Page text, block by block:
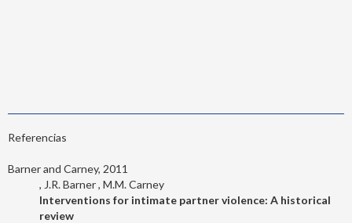
Referencias
Barner and Carney, 2011
J.R. Barner M.M. Carney
Interventions for intimate partner violence: A historical
review